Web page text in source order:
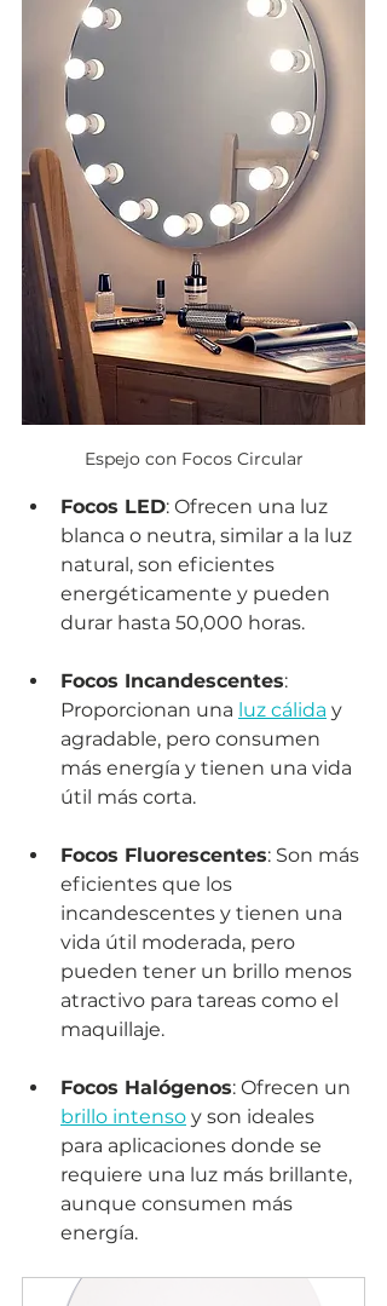
Espejo con Focos Circular
Focos LED: Ofrecen una luz
blanca o neutra, similar a la luz
natural, son eficientes
energéticamente y pueden
durar hasta 50,000 horas.
Focos Incandescentes:
Proporcionan una luz cálida y
agradable, pero consumen
más energía y tienen una vida
útil más corta.
Focos Fluorescentes: Son más
eficientes que los
incandescentes y tienen una
vida útil moderada, pero
pueden tener un brillo menos
atractivo para tareas como el
maquillaje.
Focos Halógenos: Ofrecen un
brillo intenso y son ideales
para aplicaciones donde se
requiere una luz más brillante,
aunque consumen más
energía.